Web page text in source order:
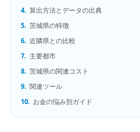
4. 算出方法とデータの出典
5. 茨城県の特徴
6. 近隣県との比較
7. 主要都市
8. 茨城県の関連コスト
9. 関連ツール
10. お金の悩み別ガイド